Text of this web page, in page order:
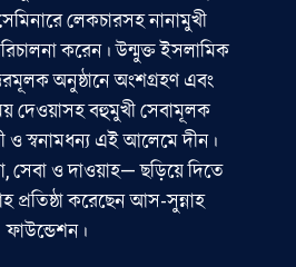
লেকচারসহ নানামুখী
করেন। উন্মুক্ত ইসলামিক
অনুষ্ঠানে অংশগ্রহণ এবং
দেওয়াসহ বহুমুখী সেবামূলক
ও স্বনামধন্য এই আলেমে দীন।
সেবা ও দাওয়াহ— ছড়িয়ে দিতে
প্রতিষ্ঠা করেছেন আস-সুন্নাহ
ফাউন্ডেশন।